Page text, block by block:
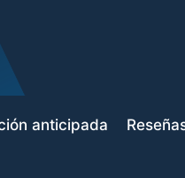
anticipada